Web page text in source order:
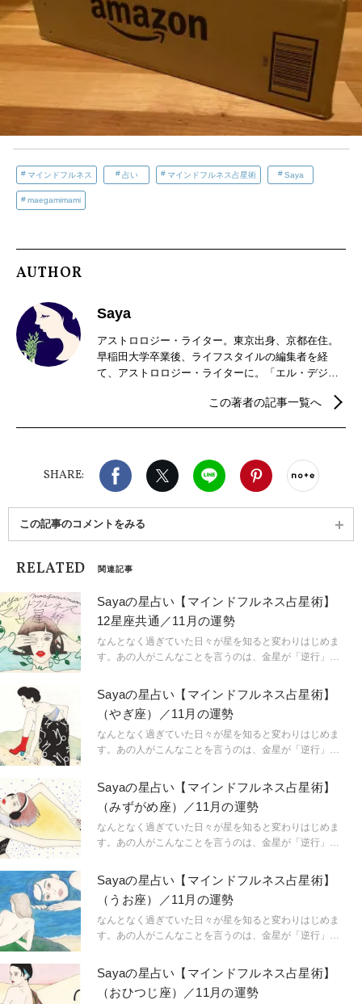
マインドフルネス 占い マインドフルネス占星術 Saya
maegamimami
AUTHOR
Saya
アストロロジー・ライター。東京出身、京都在住。
早稲田大学卒業後、ライフスタイルの編集者を経
て、アストロロジー・ライターに。「エル・デジタ
夫と二人で暮らし、星を読み、畑を耕す傍ら、茶道
この著者の記事一覧へ
SHARE:
Facebook X（旧twitter）
LINE Pinterest
この記事のコメントをみる
RELATED 関連記事
Sayaの星占い【マインドフルネス占星術】
12星座共通／11月の運勢
なんとなく過ぎていた日々が星を知ると変わりはじめま
す。あの人がこんなことを言うのは、金星が「逆行」し
い。こんなにも気持ちが盛り上がるのは満月だからと言
うように。星という眼鏡をもつことで、小さなささやき
や予兆にも気づき始め、「今、ここ」に集中できるよう
に。マインドフルに生きられるようになるのです。
「今、ここ」を生きるためのマインドフルネス占星術の
Sayaの星占い【マインドフルネス占星術】
（やぎ座）／11月の運勢
なんとなく過ぎていた日々が星を知ると変わりはじめま
す。あの人がこんなことを言うのは、金星が「逆行」し
い。こんなにも気持ちが盛り上がるのは満月だからと言
うように。星という眼鏡をもつことで、小さなささやき
や予兆にも気づき始め、「今、ここ」に集中できるよう
に。マインドフルに生きられるようになるのです。
「今、ここ」を生きるためのマインドフルネス占星術の
Sayaの星占い【マインドフルネス占星術】
（みずがめ座）／11月の運勢
なんとなく過ぎていた日々が星を知ると変わりはじめま
す。あの人がこんなことを言うのは、金星が「逆行」し
い。こんなにも気持ちが盛り上がるのは満月だからと言
うように。星という眼鏡をもつことで、小さなささやき
や予兆にも気づき始め、「今、ここ」に集中できるよう
に。マインドフルに生きられるようになるのです。
「今、ここ」を生きるためのマインドフルネス占星術の
Sayaの星占い【マインドフルネス占星術】
（うお座）／11月の運勢
なんとなく過ぎていた日々が星を知ると変わりはじめま
す。あの人がこんなことを言うのは、金星が「逆行」し
い。こんなにも気持ちが盛り上がるのは満月だからと言
うように。星という眼鏡をもつことで、小さなささやき
や予兆にも気づき始め、「今、ここ」に集中できるよう
Sayaの星占い【マインドフルネス占星術】
（おひつじ座）／11月の運勢